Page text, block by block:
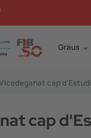
Graus
cap
cap